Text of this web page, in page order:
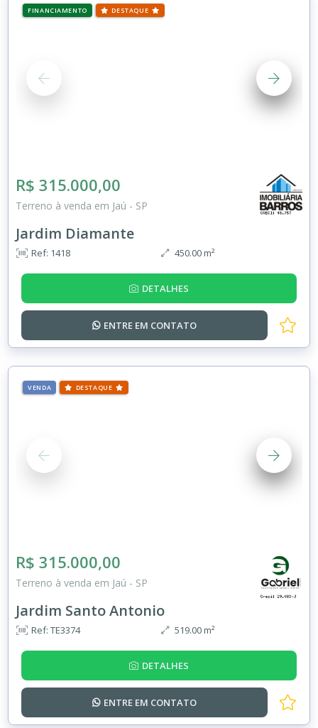
FINANCIAMENTO DESTAQUE
R$ 315.000,00
Terreno à venda em Jaú - SP
Jardim Diamante
Ref: 1418 450.00 m²
DETALHES
ENTRE EM CONTATO
VENDA DESTAQUE
R$ 315.000,00
Terreno à venda em Jaú - SP
Jardim Santo Antonio
Ref: TE3374 519.00 m²
DETALHES
ENTRE EM CONTATO